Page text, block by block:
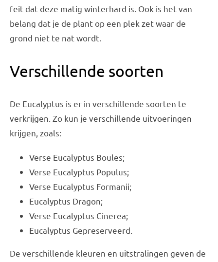
feit dat deze matig winterhard is. Ook is het van
belang dat je de plant op een plek zet waar de
grond niet te nat wordt.
Verschillende soorten
De Eucalyptus is er in verschillende soorten te
verkrijgen. Zo kun je verschillende uitvoeringen
krijgen, zoals:
Verse Eucalyptus Boules;
Verse Eucalyptus Populus;
Verse Eucalyptus Formanii;
Eucalyptus Dragon;
Verse Eucalyptus Cinerea;
Eucalyptus Gepreserveerd.
De verschillende kleuren en uitstralingen geven de